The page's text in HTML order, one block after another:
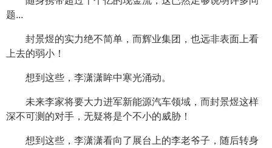
题...
封景煜的实力绝不简单，而辉业集团，也远非表面上看
上去的弱小！
想到这些，李潇潇眸中寒光涌动。
未来李家将要大力进军新能源汽车领域，而封景煜这样
深不可测的对手，无疑将是个不小的威胁！
想到这些，李潇潇看向了展台上的李老爷子，随后转身